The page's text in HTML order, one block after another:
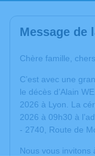
Message de
Chère famille,
C’est avec une
le décès d’Alain
2026 à Lyon. La
2026 à 09h30 à
- 2740, Route de
Nous vous invitons